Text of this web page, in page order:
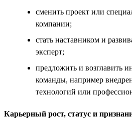
сменить проект или
компании;
стать наставником и
эксперт;
предложить и возглавить
команды, например
технологий или
Карьерный рост, статус и